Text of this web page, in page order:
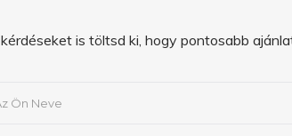
is töltsd ki, hogy pontosabb